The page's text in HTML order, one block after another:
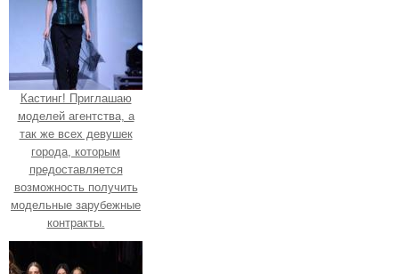
Кастинг! Приглашаю
моделей агентства, а
так же всех девушек
города, которым
предоставляется
возможность получить
модельные зарубежные
контракты.